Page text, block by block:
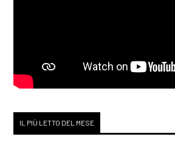
IL PIÙ LETTO DEL MESE